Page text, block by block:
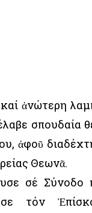
ἀνώτερη
σπουδαία
ἀφοῦ
Θεωνᾶ.
σέ Σύνοδο
τόν